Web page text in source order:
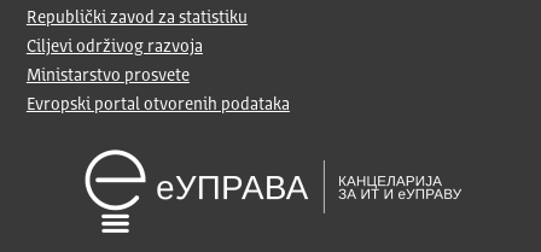
Republički zavod za statistiku
Ciljevi održivog razvoja
Ministarstvo prosvete
Evropski portal otvorenih podataka